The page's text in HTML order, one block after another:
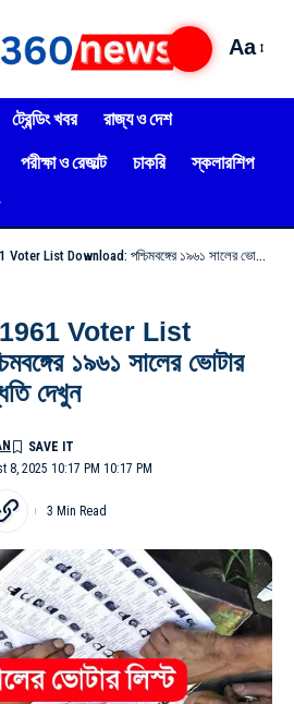
Aa
ট্রেন্ডিং খবর
রাজ্য ও দেশ
পরীক্ষা ও রেজাল্ট চাকরি
স্কলারশিপ
Download: পশ্চিমবঙ্গের ১৯৬১ সালের ভোটার লিস্ট ডাউনলোড পদ্ধতি দেখুন
Voter List
১৯৬১ সালের ভোটার
দেখুন
8, 2025 10:17 PM 10:17 PM
3 Min Read